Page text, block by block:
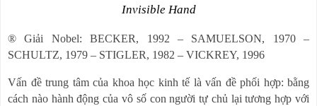
Invisible Hand
® Giải Nobel: BECKER, 1992 –SAMUELSON, 1970 –
SCHULTZ, 1979 – STIGLER, 1982 – VICKREY, 1996
Vấn đề trung tâm của khoa học kinh tế là vấn đề phối hợp: bằng
cách nào hành động của vô số con người tự chủ lại tương hợp với